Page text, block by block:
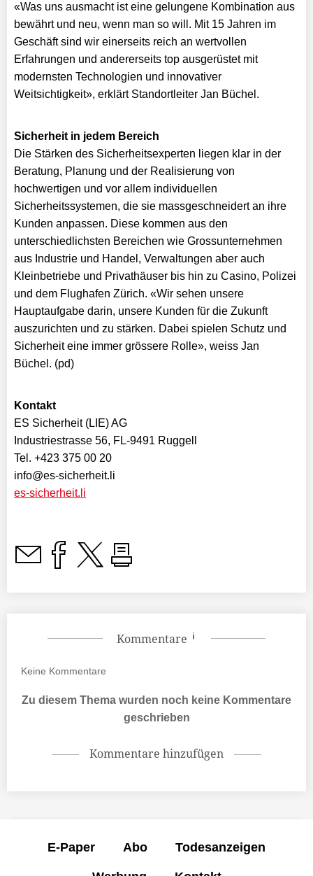
«Was uns ausmacht ist eine gelungene Kombination aus
bewährt und neu, wenn man so will. Mit 15 Jahren im
Geschäft sind wir einerseits reich an wertvollen
Erfahrungen und andererseits top ausgerüstet mit
modernsten Technologien und innovativer
Weitsichtigkeit», erklärt Standortleiter Jan Büchel.
Sicherheit in jedem Bereich
Die Stärken des Sicherheitsexperten liegen klar in der
Beratung, Planung und der Realisierung von
hochwertigen und vor allem individuellen
Sicherheitssystemen, die sie massgeschneidert an ihre
Kunden anpassen. Diese kommen aus den
unterschiedlichsten Bereichen wie Grossunternehmen
aus Industrie und Handel, Verwaltungen aber auch
Kleinbetriebe und Privathäuser bis hin zu Casino, Polizei
und dem Flughafen Zürich. «Wir sehen unsere
Hauptaufgabe darin, unsere Kunden für die Zukunft
auszurichten und zu stärken. Dabei spielen Schutz und
Sicherheit eine immer grössere Rolle», weiss Jan
Büchel. (pd)
Kontakt
ES Sicherheit (LIE) AG
Industriestrasse 56, FL-9491 Ruggell
Tel. +423 375 00 20
info@es-sicherheit.li
es-sicherheit.li
Kommentare
Keine Kommentare
Zu diesem Thema wurden noch keine Kommentare
geschrieben
Kommentare hinzufügen
E-Paper Abo Todesanzeigen